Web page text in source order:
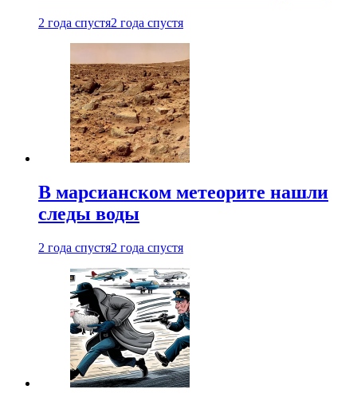
2 года спустя2 года спустя
В марсианском метеорите нашли
следы воды
2 года спустя2 года спустя